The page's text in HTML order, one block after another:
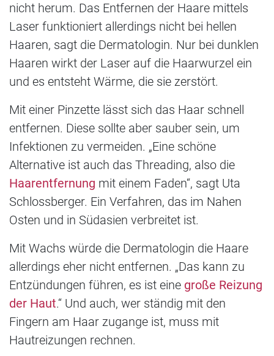
nicht herum. Das Entfernen der Haare mittels
Laser funktioniert allerdings nicht bei hellen
Haaren, sagt die Dermatologin. Nur bei dunklen
Haaren wirkt der Laser auf die Haarwurzel ein
und es entsteht Wärme, die sie zerstört.
Mit einer Pinzette lässt sich das Haar schnell
entfernen. Diese sollte aber sauber sein, um
Infektionen zu vermeiden. „Eine schöne
Alternative ist auch das Threading, also die
Haarentfernung mit einem Faden“, sagt Uta
Schlossberger. Ein Verfahren, das im Nahen
Osten und in Südasien verbreitet ist.
Mit Wachs würde die Dermatologin die Haare
allerdings eher nicht entfernen. „Das kann zu
Entzündungen führen, es ist eine große Reizung
der Haut.“ Und auch, wer ständig mit den
Fingern am Haar zugange ist, muss mit
Hautreizungen rechnen.